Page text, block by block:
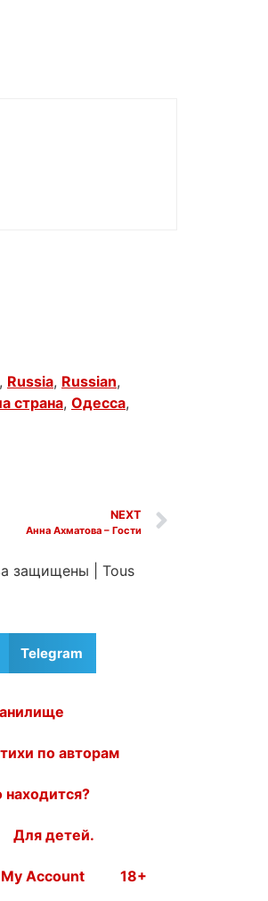
, Russia, Russian,
страна, Одесса,
NEXT
Анна Ахматова – Гости
защищены
Tous
Telegram
по авторам
находится?
Для детей.
My Account 18+